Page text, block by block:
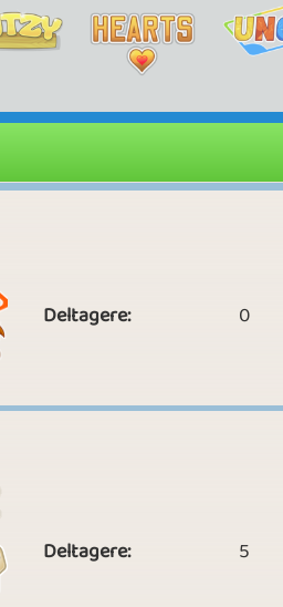
gøres opmærksom på, at
forbudt. Overtrædelser af
til at opretholde fair play og
Deltagere: 0
Deltagere: 5